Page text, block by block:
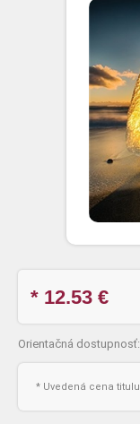
* 12.53 €
Orientačná dostupnosť:
* Uvedená cena